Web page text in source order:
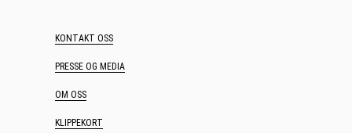
KONTAKT OSS
PRESSE OG MEDIA
OM OSS
KLIPPEKORT